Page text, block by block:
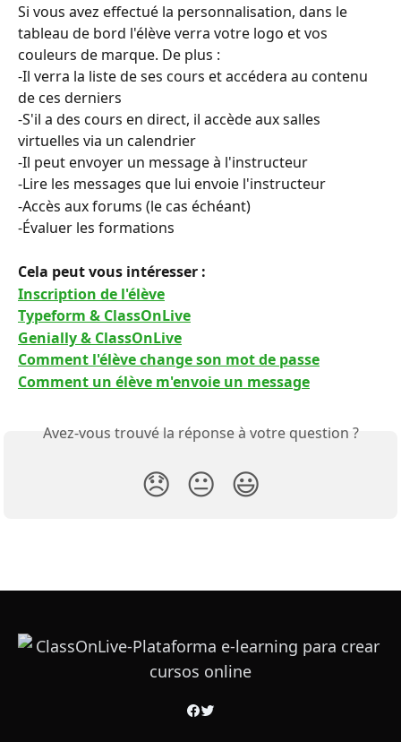
Si vous avez effectué la personnalisation, dans le
tableau de bord l'élève verra votre logo et vos
couleurs de marque. De plus :
-Il verra la liste de ses cours et accédera au contenu
de ces derniers
-S'il a des cours en direct, il accède aux salles
virtuelles via un calendrier
-Il peut envoyer un message à l'instructeur
-Lire les messages que lui envoie l'instructeur
-Accès aux forums (le cas échéant)
-Évaluer les formations
Cela peut vous intéresser :
Inscription de l'élève
Typeform & ClassOnLive
Genially & ClassOnLive
Comment l'élève change son mot de passe
Comment un élève m'envoie un message
Avez-vous trouvé la réponse à votre question ?
😞 😐 😃